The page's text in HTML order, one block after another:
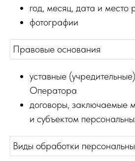
год, месяц, дата и место
фотографии
Правовые основания
уставные
Оператора
договоры, заключаемые
и субъектом
Виды обработки